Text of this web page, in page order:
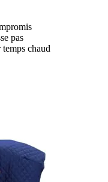
pas
chaud